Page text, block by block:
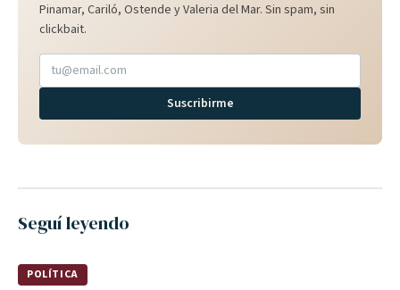
Pinamar, Cariló, Ostende y Valeria del Mar. Sin spam, sin
clickbait.
Suscribirme
Seguí leyendo
POLÍTICA